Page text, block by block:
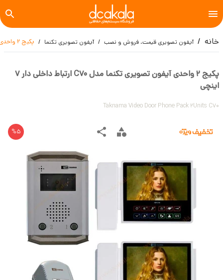
خانه آیفون تصویری قیمت، فروش و نصب آیفون تصویری تکنما پکیج 2 واحدی آیفون تصویری تکنما مدل C70 ارتباط داخلی دار 7 اینچی
پکیج 2 واحدی آیفون تصویری تکنما مدل C70 ارتباط داخلی دار 7
اینچی
Taknama Video Door Phone Pack 2Units C70
%5